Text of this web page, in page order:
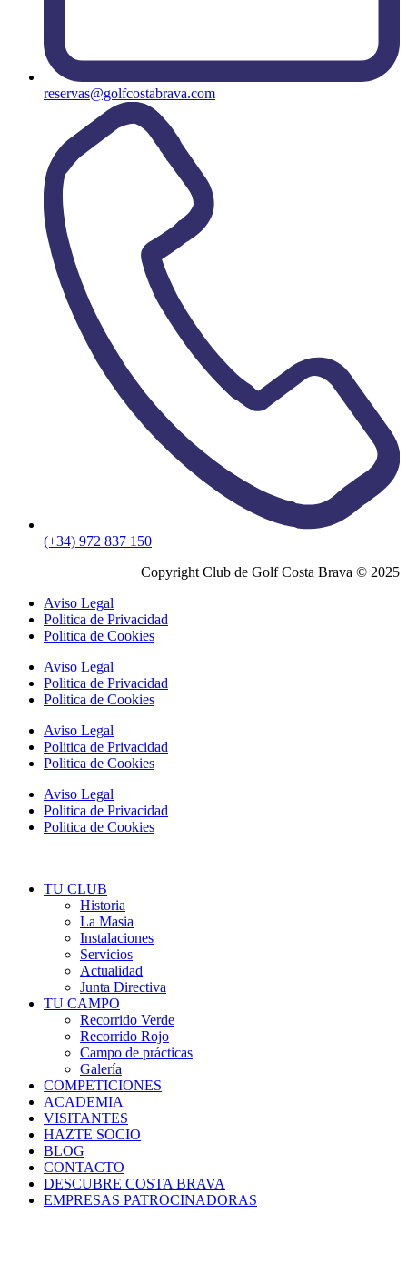
reservas@golfcostabrava.com
(+34) 972 837 150
Copyright Club de Golf Costa Brava © 2025
Aviso Legal
Politica de Privacidad
Politica de Cookies
Aviso Legal
Politica de Privacidad
Politica de Cookies
Aviso Legal
Politica de Privacidad
Politica de Cookies
Aviso Legal
Politica de Privacidad
Politica de Cookies
TU CLUB
Historia
La Masia
Instalaciones
Servicios
Actualidad
Junta Directiva
TU CAMPO
Recorrido Verde
Recorrido Rojo
Campo de prácticas
Galería
COMPETICIONES
ACADEMIA
VISITANTES
HAZTE SOCIO
BLOG
CONTACTO
DESCUBRE COSTA BRAVA
EMPRESAS PATROCINADORAS